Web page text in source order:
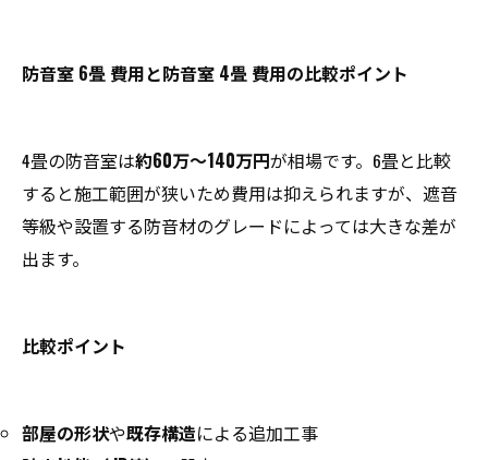
防音室 6畳 費用と防音室 4畳 費用の比較ポイント
4畳の防音室は約60万～140万円が相場です。6畳と比較
すると施工範囲が狭いため費用は抑えられますが、遮音
等級や設置する防音材のグレードによっては大きな差が
出ます。
比較ポイント
部屋の形状や既存構造による追加工事